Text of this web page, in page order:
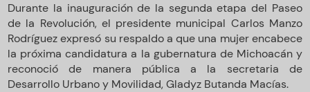
Durante la inauguración de la segunda etapa del Paseo
de la Revolución, el presidente municipal Carlos Manzo
Rodríguez expresó su respaldo a que una mujer encabece
la próxima candidatura a la gubernatura de Michoacán y
reconoció de manera pública a la secretaria de
Desarrollo Urbano y Movilidad, Gladyz Butanda Macías.